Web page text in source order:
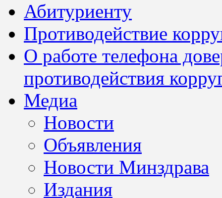
Абитуриенту
Противодействие
О работе телефона
противодействия
Медиа
Новости
Объявления
Новости Минздрава
Издания